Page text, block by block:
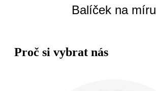
Balíček na míru
Proč si vybrat nás